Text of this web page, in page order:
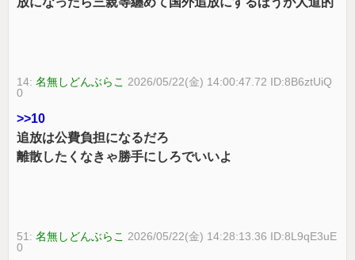
14:名無しどんぶらこ 2026/05/22(金) 14:00:47.72 ID:8B6ztUiQ
0
>>10
追放は公費負担になるだろ
離散したくなきゃ勝手にしろでいいよ
51:名無しどんぶらこ 2026/05/22(金) 14:28:13.36 ID:8L9qE3uE
0